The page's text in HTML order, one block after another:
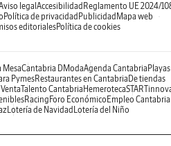
legal Accesibilidad Reglamento UE 2024/
Política de privacidad Publicidad Mapa web
editorialesPolítica de cookies
MesaCantabria DModaAgenda Cantabria Playas
PymesRestaurantes en Cantabria De tiendas
Talento Cantabria Hemeroteca
Racing Foro Económico Empleo Cantabria
Lotería de Navidad Lotería del Niño